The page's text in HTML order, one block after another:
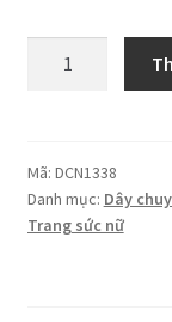
6
cánh
David
Mã: DCN1338
Danh mục: Dây
Trang sức nữ